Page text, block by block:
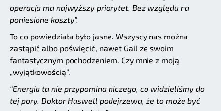
operacja ma najwyższy priorytet. Bez względu na
poniesione koszty”.
To co powiedziała było jasne. Wszyscy nas można
zastąpić albo poświęcić, nawet Gail ze swoim
fantastycznym pochodzeniem. Czy mnie z moją
„wyjątkowością”.
“Energia ta nie przypomina niczego, co widzieliśmy do
tej pory. Doktor Haswell podejrzewa, że to może być